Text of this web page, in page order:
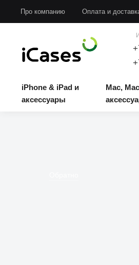
Про компанию Оплата и
iPhone & iPad и
аксессуары
Mac,